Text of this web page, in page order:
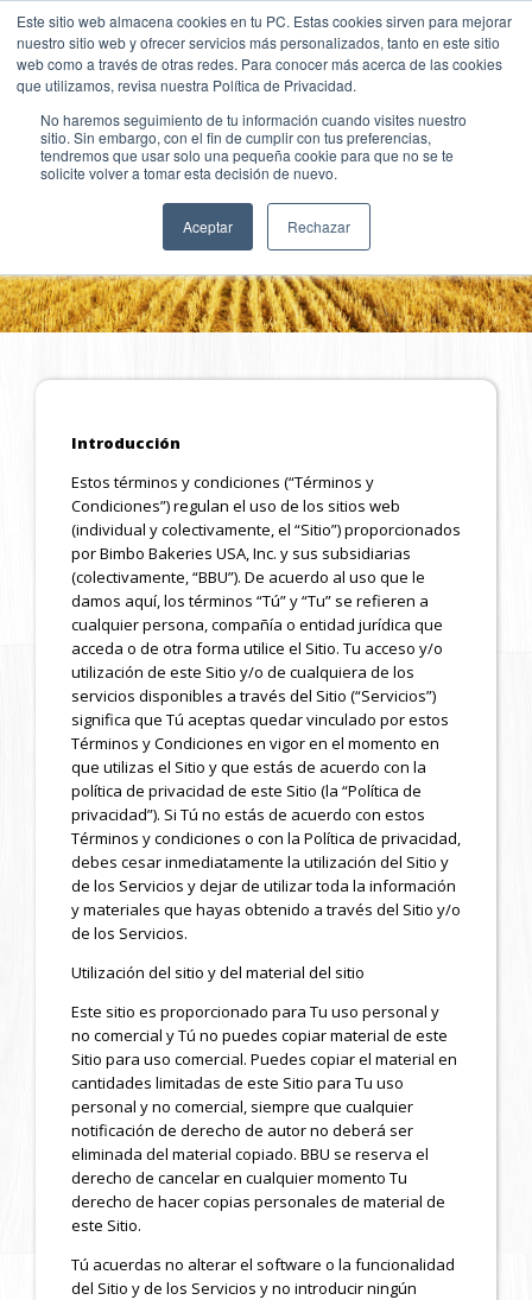
Este sitio web almacena cookies en tu PC. Estas cookies sirven para mejorar
nuestro sitio web y ofrecer servicios más personalizados, tanto en este sitio
web como a través de otras redes. Para conocer más acerca de las cookies
que utilizamos, revisa nuestra Política de Privacidad.
No haremos seguimiento de tu información cuando visites nuestro
sitio. Sin embargo, con el fin de cumplir con tus preferencias,
tendremos que usar solo una pequeña cookie para que no se te
solicite volver a tomar esta decisión de nuevo.
Aceptar Rechazar
Pasar
contenido
principal
SKIP TO CONTENT
TÉRMINOS Y
CONDICIONES
Introducción
Estos términos y condiciones (“Términos y
Condiciones”) regulan el uso de los sitios web
(individual y colectivamente, el “Sitio”) proporcionados
por Bimbo Bakeries USA, Inc. y sus subsidiarias
(colectivamente, “BBU”). De acuerdo al uso que le
damos aquí, los términos “Tú” y “Tu” se refieren a
cualquier persona, compañía o entidad jurídica que
acceda o de otra forma utilice el Sitio. Tu acceso y/o
utilización de este Sitio y/o de cualquiera de los
servicios disponibles a través del Sitio (“Servicios”)
significa que Tú aceptas quedar vinculado por estos
Términos y Condiciones en vigor en el momento en
que utilizas el Sitio y que estás de acuerdo con la
política de privacidad de este Sitio (la “Política de
privacidad”). Si Tú no estás de acuerdo con estos
Términos y condiciones o con la Política de privacidad,
debes cesar inmediatamente la utilización del Sitio y
de los Servicios y dejar de utilizar toda la información
y materiales que hayas obtenido a través del Sitio y/o
de los Servicios.
Utilización del sitio y del material del sitio
Este sitio es proporcionado para Tu uso personal y
no comercial y Tú no puedes copiar material de este
Sitio para uso comercial. Puedes copiar el material en
cantidades limitadas de este Sitio para Tu uso
personal y no comercial, siempre que cualquier
notificación de derecho de autor no deberá ser
eliminada del material copiado. BBU se reserva el
derecho de cancelar en cualquier momento Tu
derecho de hacer copias personales de material de
este Sitio.
Tú acuerdas no alterar el software o la funcionalidad
del Sitio y de los Servicios y no introducir ningún